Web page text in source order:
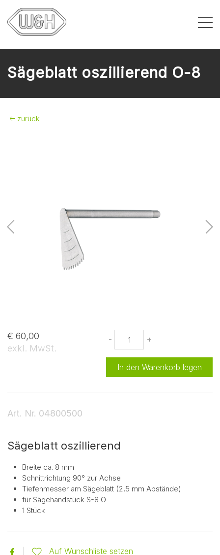
Sägeblatt oszillierend O-8
zurück
€ 60,00
exkl. MwSt.
- +
In den Warenkorb legen
Art. Nr. 04800500
Sägeblatt oszillierend
Breite ca. 8 mm
Schnittrichtung 90° zur Achse
Tiefenmesser am Sägeblatt (2,5 mm Abstände)
für Sägehandstück S-8 O
1 Stück
Auf Wunschliste setzen